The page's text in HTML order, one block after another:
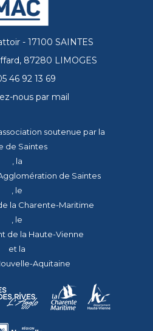
- 17100 SAINTES
87280 LIMOGES
46 92 13 69
nous par mail
soutenue par la
de Saintes
, la
de Saintes
, le
la Charente-Maritime
, le
de la Haute-Vienne
et la
Aquitaine